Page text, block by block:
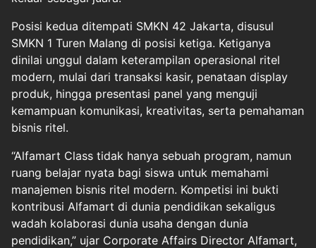
Posisi kedua ditempati SMKN 42 Jakarta, disusul
SMKN 1 Turen Malang di posisi ketiga. Ketiganya
dinilai unggul dalam keterampilan operasional ritel
modern, mulai dari transaksi kasir, penataan display
produk, hingga presentasi panel yang menguji
kemampuan komunikasi, kreativitas, serta pemahaman
bisnis ritel.
“Alfamart Class tidak hanya sebuah program, namun
ruang belajar nyata bagi siswa untuk memahami
manajemen bisnis ritel modern. Kompetisi ini bukti
kontribusi Alfamart di dunia pendidikan sekaligus
wadah kolaborasi dunia usaha dengan dunia
pendidikan,” ujar Corporate Affairs Director Alfamart,